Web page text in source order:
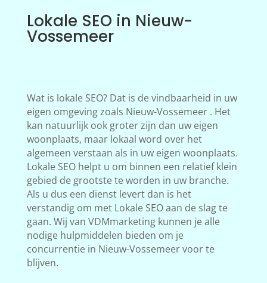
Lokale SEO in Nieuw-
Vossemeer
Wat is lokale SEO? Dat is de vindbaarheid in uw
eigen omgeving zoals Nieuw-Vossemeer . Het
kan natuurlijk ook groter zijn dan uw eigen
woonplaats, maar lokaal word over het
algemeen verstaan als in uw eigen woonplaats.
Lokale SEO helpt u om binnen een relatief klein
gebied de grootste te worden in uw branche.
Als u dus een dienst levert dan is het
verstandig om met Lokale SEO aan de slag te
gaan. Wij van VDMmarketing kunnen je alle
nodige hulpmiddelen bieden om je
concurrentie in Nieuw-Vossemeer voor te
blijven.